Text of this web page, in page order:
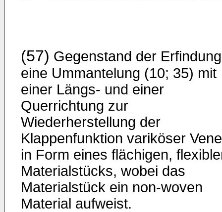
(57) Gegenstand der
eine Ummantelung (10; 35) mit
einer Längs- und einer
Querrichtung zur
Wiederherstellung der
Klappenfunktion variköser
in Form eines flächigen,
Materialstücks, wobei das
Materialstück ein non-woven
Material aufweist.